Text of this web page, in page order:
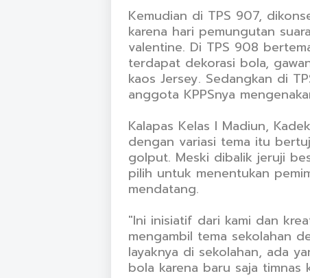
Kemudian di TPS 907,
karena hari pemungutan
valentine. Di TPS 908
terdapat dekorasi bola,
kaos Jersey. Sedangkan di
anggota KPPSnya
Kalapas Kelas I Madiun,
dengan variasi tema itu
golput. Meski dibalik jeruji
pilih untuk menentukan
mendatang.
"Ini inisiatif dari kami dan
mengambil tema sekolahan
layaknya di sekolahan, ada
bola karena baru saja timnas